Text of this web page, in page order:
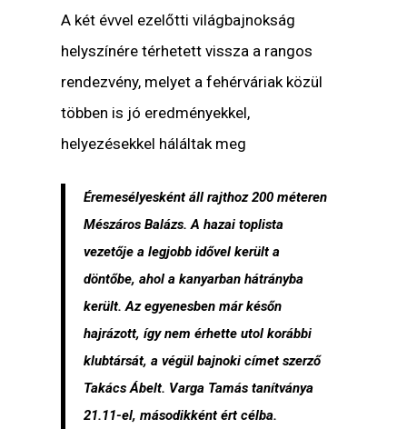
A két évvel ezelőtti világbajnokság
helyszínére térhetett vissza a rangos
rendezvény, melyet a fehérváriak közül
többen is jó eredményekkel,
helyezésekkel háláltak meg
Éremesélyesként áll rajthoz 200 méteren
Mészáros Balázs. A hazai toplista
vezetője a legjobb idővel került a
döntőbe, ahol a kanyarban hátrányba
került. Az egyenesben már későn
hajrázott, így nem érhette utol korábbi
klubtársát, a végül bajnoki címet szerző
Takács Ábelt. Varga Tamás tanítványa
21.11-el, másodikként ért célba.